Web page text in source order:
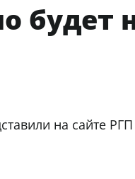
будет
на сайте РГП